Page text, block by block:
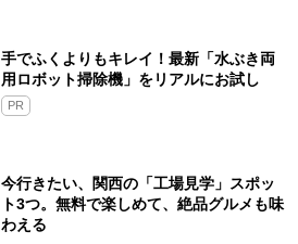
手でふくよりもキレイ！最新「水ぶき両
用ロボット掃除機」をリアルにお試し
PR
今行きたい、関西の「工場見学」スポッ
ト3つ。無料で楽しめて、絶品グルメも味
わえる